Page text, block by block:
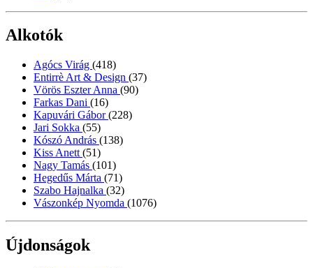
Alkotók
Agócs Virág (418)
Entirrè Art & Design (37)
Vörös Eszter Anna (90)
Farkas Dani (16)
Kapuvári Gábor(228)
Jari Sokka (55)
Kószó András (138)
Kiss Anett (51)
Nagy Tamás (101)
Hegedűs Márta (71)
Szabo Hajnalka (32)
Vászonkép Nyomda (1076)
Újdonságok